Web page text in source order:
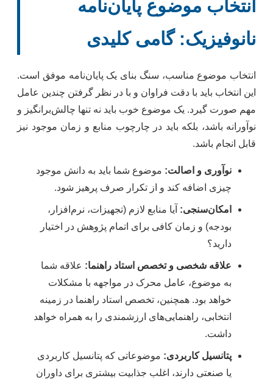
انتخاب موضوع پایان‌نامه
نانوفیزیک: گامی کلیدی
انتخاب موضوع مناسب، سنگ بنای یک پایان‌نامه موفق است.
این انتخاب باید با دقت فراوان و با در نظر گرفتن چندین عامل
مهم صورت گیرد. یک موضوع خوب باید نه تنها چالش‌برانگیز و
نوآورانه باشد، بلکه باید در چارچوب منابع و زمان موجود نیز
قابل انجام باشد.
نوآوری و اصالت: موضوع شما باید به دانش موجود
چیزی اضافه کند و از تکرار صرف پرهیز شود.
امکان‌سنجی: آیا منابع لازم (تجهیزات، نرم‌افزار،
بودجه) و زمان کافی برای اتمام پژوهش در اختیار
دارید؟
علاقه شخصی و تخصص استاد راهنما: علاقه شما
به موضوع، عامل محرک در مواجهه با مشکلات
خواهد بود. همچنین، تخصص استاد راهنما در زمینه
انتخابی، راهنمایی‌های ارزشمندی را به همراه خواهد
داشت.
پتانسیل کاربردی: موضوعاتی که پتانسیل کاربردی
یا صنعتی دارند، اغلب جذابیت بیشتری برای داوران